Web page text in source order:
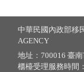
中華民國內政部移
AGENCY
地址：700016 臺
櫃檯受理服務時間